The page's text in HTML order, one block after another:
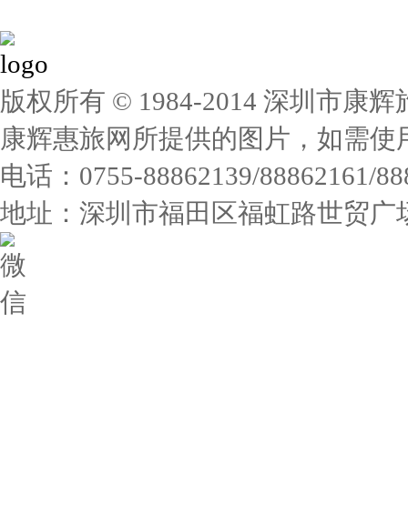
版权所有 © 1984-2014 深圳市康
康辉惠旅网所提供的图片，如需
电话：0755-88862139/88862161/
地址：深圳市福田区福虹路世贸